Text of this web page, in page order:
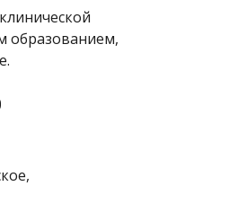
образованием,